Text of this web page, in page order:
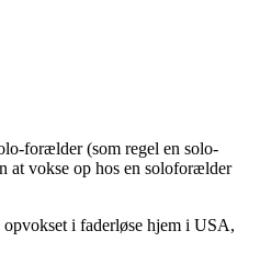
forælder (som regel en solo-
at vokse op hos en soloforælder
i faderløse hjem i USA,